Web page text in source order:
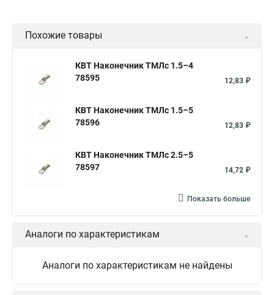
Похожие товары
КВТ Наконечник ТМЛс 1.5–4
78595
12,83 ₽
КВТ Наконечник ТМЛс 1.5–5
78596
12,83 ₽
КВТ Наконечник ТМЛс 2.5–5
78597
14,72 ₽
Показать больше
Аналоги по характеристикам
Аналоги по характеристикам не найдены